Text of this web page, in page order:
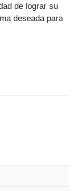
de lograr su
deseada para